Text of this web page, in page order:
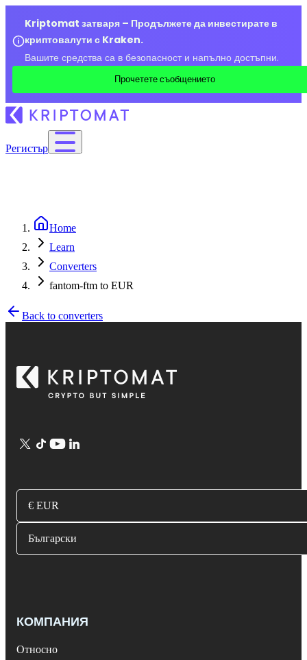
Kriptomat затваря – Продължете да инвестирате в
криптовалути с Kraken.
Вашите средства са в безопасност и напълно достъпни.
Прочетете съобщението
Регистър
Home
Learn
Converters
fantom-ftm to EUR
Back to converters
€ EUR
Български
КОМПАНИЯ
Относно